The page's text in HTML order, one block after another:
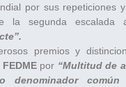
por sus repeticiones
la segunda escalada
premios y
por “Multitud de
denominador